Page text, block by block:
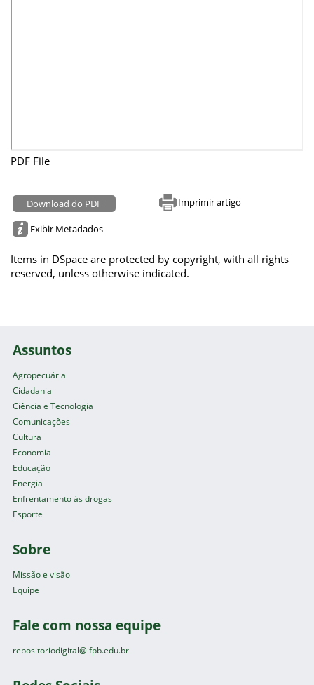
PDF File
Download do PDF Imprimir artigo
Exibir Metadados
Items in DSpace are protected by copyright, with all rights
reserved, unless otherwise indicated.
Assuntos
Agropecuária
Cidadania
Ciência e Tecnologia
Comunicações
Cultura
Economia
Educação
Energia
Enfrentamento às drogas
Esporte
Sobre
Missão e visão
Equipe
Fale com nossa equipe
repositoriodigital@ifpb.edu.br